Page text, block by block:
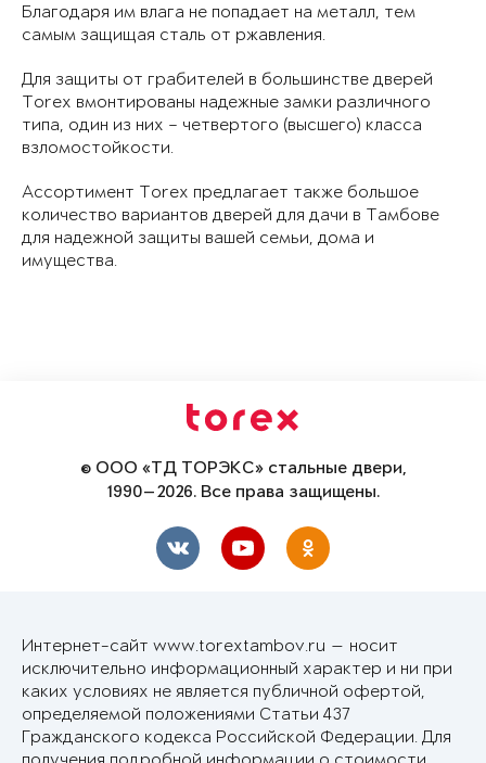
Благодаря им влага не попадает на металл, тем
самым защищая сталь от ржавления.
Для защиты от грабителей в большинстве дверей
Torex вмонтированы надежные замки различного
типа, один из них – четвертого (высшего) класса
взломостойкости.
Ассортимент Torex предлагает также большое
количество вариантов дверей для дачи в Тамбове
для надежной защиты вашей семьи, дома и
имущества.
© ООО «ТД ТОРЭКС» стальные двери,
1990—2026. Все права защищены.
Интернет-сайт www.torextambov.ru — носит
исключительно информационный характер и ни при
каких условиях не является публичной офертой,
определяемой положениями Статьи 437
Гражданского кодекса Российской Федерации. Для